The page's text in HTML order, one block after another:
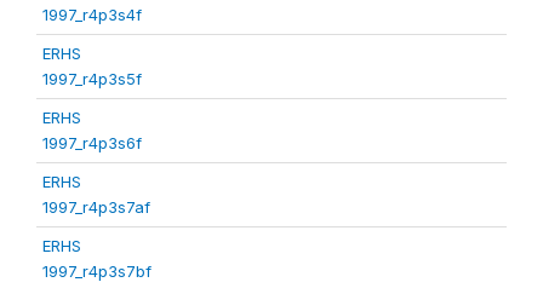
1997_r4p3s4f
ERHS
1997_r4p3s5f
ERHS
1997_r4p3s6f
ERHS
1997_r4p3s7af
ERHS
1997_r4p3s7bf